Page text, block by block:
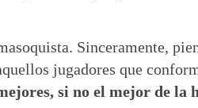
Sinceramente,
jugadores que
si no el mejor de